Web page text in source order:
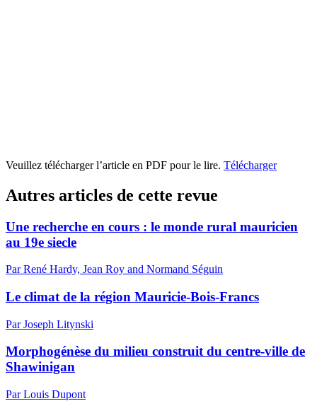
Veuillez télécharger l’article en PDF pour le lire. Télécharger
Autres articles de cette revue
Une recherche en cours : le monde rural mauricien
au 19e siecle
Par René Hardy, Jean Roy and Normand Séguin
Le climat de la région Mauricie-Bois-Francs
Par Joseph Litynski
Morphogénèse du milieu construit du centre-ville de
Shawinigan
Par Louis Dupont